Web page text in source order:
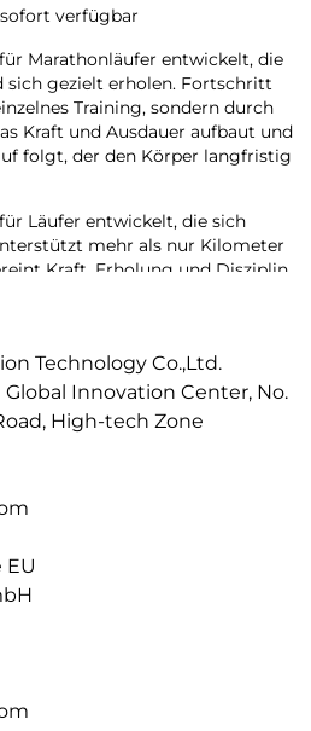
sofort verfügbar
Marathonläufer entwickelt, die
gezielt erholen. Fortschritt
Training, sondern durch
Kraft und Ausdauer aufbaut und
folgt, der den Körper langfristig
Läufer entwickelt, die sich
mehr als nur Kilometer
Kraft, Erholung und Disziplin,
Leichtigkeit.
Leistungsfähigkeit und
und verzichtet auf
jedes Element
Effizienz fördert. Der Cheetah 2
Vorbereitung entwickelt und
damit Sie
Fortschritt sicher aufeinander
begleiten jede Phase Ihres
über Intervall-Läufe bis
– jede Einheit hilft Ihnen,
in Einklang zu bringen und
langfristig zielgerichteter
Technology Co.,Ltd.
Innovation Center, No.
High-tech Zone